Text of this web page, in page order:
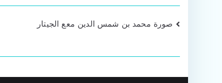
تصفّح
صورة محمد بن شمس الدين معع الجيتار